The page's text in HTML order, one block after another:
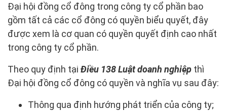
Đại hội đồng cổ đông trong công ty cổ phần bao
gồm tất cả các cổ đông có quyền biểu quyết, đây
được xem là cơ quan có quyền quyết định cao nhất
trong công ty cổ phần.
Theo quy định tại Điều 138 Luật doanh nghiệp thì
Đại hội đồng cổ đông có quyền và nghĩa vụ sau đây:
Thông qua định hướng phát triển của công ty;